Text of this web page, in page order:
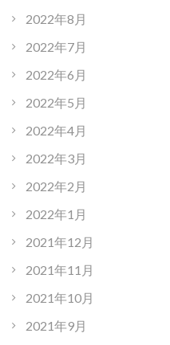
2022年8月
2022年7月
2022年6月
2022年5月
2022年4月
2022年3月
2022年2月
2022年1月
2021年12月
2021年11月
2021年10月
2021年9月